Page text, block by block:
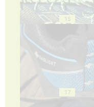
15
17